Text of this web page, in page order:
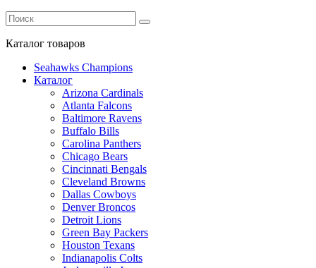
Каталог товаров
Seahawks Champions
Каталог
Arizona Cardinals
Atlanta Falcons
Baltimore Ravens
Buffalo Bills
Carolina Panthers
Chicago Bears
Cincinnati Bengals
Cleveland Browns
Dallas Cowboys
Denver Broncos
Detroit Lions
Green Bay Packers
Houston Texans
Indianapolis Colts